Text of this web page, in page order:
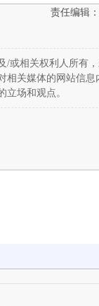
责任编辑
或相关权利人所有
相关媒体的网站信
场和观点。